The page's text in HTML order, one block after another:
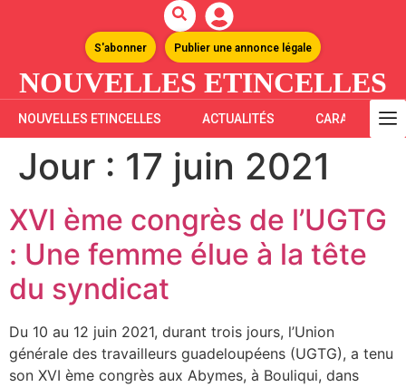
S'abonner Publier une annonce légale
NOUVELLES ETINCELLES
NOUVELLES ETINCELLES ACTUALITÉS CARAÏBES
Jour : 17 juin 2021
XVI ème congrès de l’UGTG
: Une femme élue à la tête
du syndicat
Du 10 au 12 juin 2021, durant trois jours, l’Union
générale des travailleurs guadeloupéens (UGTG), a tenu
son XVI ème congrès aux Abymes, à Bouliqui, dans